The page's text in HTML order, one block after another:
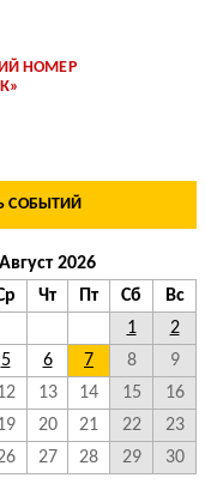
НОМЕР
СОБЫТИЙ
Август 2026
Чт Пт Сб
Вс
1
2
5 6 7 8
9
13 14 15
16
20 21 22
23
27 28 29
30